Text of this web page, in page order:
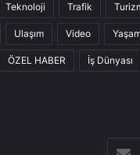
Teknoloji Trafik
Ulaşım Video
ÖZEL HABER İş Dünyası